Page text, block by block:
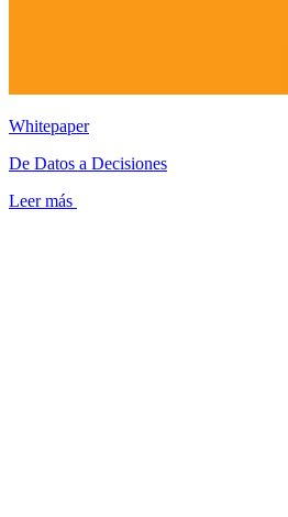
Whitepaper
De Datos a Decisiones
Leer más